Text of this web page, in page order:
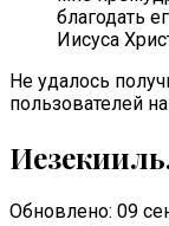
благодать
Иисуса
Не удалось
пользователей на
Обновлено: 09